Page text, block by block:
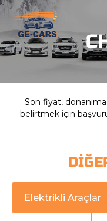
Son fiyat, donanıma
belirtmek için